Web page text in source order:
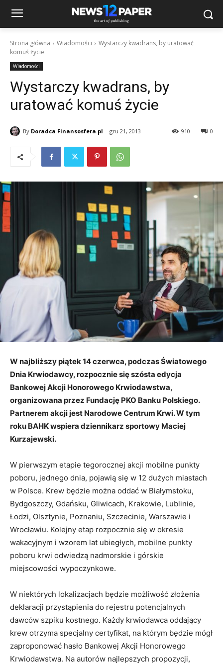
Strona główna Wiadomości
Wystarczy kwadrans, by uratować
komuś życie
Wiadomości
Wystarczy kwadrans, by
uratować komuś życie
By Doradca Finansosfera.pl gru 21, 2013 0
910
W najbliższy piątek 14 czerwca, podczas Światowego
Dnia Krwiodawcy, rozpocznie się szósta edycja
Bankowej Akcji Honorowego Krwiodawstwa,
organizowana przez Fundację PKO Banku Polskiego.
Partnerem akcji jest Narodowe Centrum Krwi. W tym
roku BAHK wspiera dziennikarz sportowy Maciej
Kurzajewski.
W pierwszym etapie tegorocznej akcji mobilne punkty
poboru, jednego dnia, pojawią się w 12 dużych miastach
w Polsce. Krew będzie można oddać w Białymstoku,
Bydgoszczy, Gdańsku, Gliwicach, Krakowie, Lublinie,
Łodzi, Olsztynie, Poznaniu, Szczecinie, Warszawie i
Wrocławiu. Kolejny etap rozpocznie się w okresie
wakacyjnym i wzorem lat ubiegłych, mobilne punkty
poboru krwi odwiedzą nadmorskie i górskie
miejscowości wypoczynkowe.
W niektórych lokalizacjach będzie możliwość złożenia
deklaracji przystąpienia do rejestru potencjalnych
dawców szpiku kostnego. Każdy krwiodawca oddający
krew otrzyma specjalny certyfikat, na którym będzie mógł
zaproponować hasło Bankowej Akcji Honorowego
Krwiodawstwa. Na autorów najlepszych propozycji,